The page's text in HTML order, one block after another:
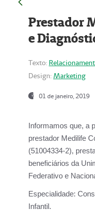
Prestador
e
Texto:
Design: Marketing
01 de janeiro, 2019
Informamos que, a
prestador Medilife
(51004334-2),
beneficiários da
Federativo e
Especialidade:
Infantil.